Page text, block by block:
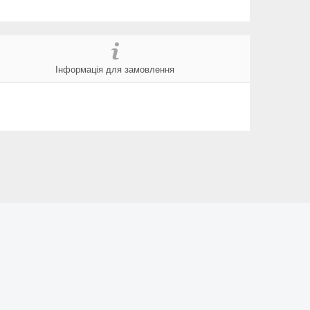
Інформація для замовлення